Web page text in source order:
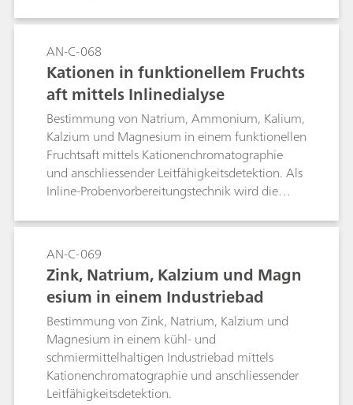
AN-C-068
Kationen in funktionellem Fruchts
aft mittels Inlinedialyse
Bestimmung von Natrium, Ammonium, Kalium,
Kalzium und Magnesium in einem funktionellen
Fruchtsaft mittels Kationenchromatographie
und anschliessender Leitfähigkeitsdetektion. Als
Inline-Probenvorbereitungstechnik wird die
AN-C-069
Zink, Natrium, Kalzium und Magn
esium in einem Industriebad
Bestimmung von Zink, Natrium, Kalzium und
Magnesium in einem kühl- und
schmiermittelhaltigen Industriebad mittels
Kationenchromatographie und anschliessender
Leitfähigkeitsdetektion.